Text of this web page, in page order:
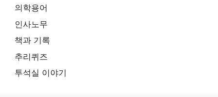
의학용어
인사노무
책과 기록
추리퀴즈
투석실 이야기